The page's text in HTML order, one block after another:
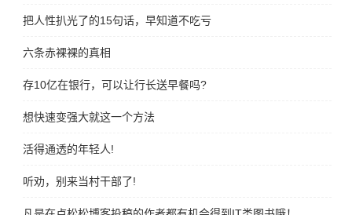
把人性扒光了的15句话，早知道不吃亏
六条赤裸裸的真相
存10亿在银行，可以让行长送早餐吗?
想快速变强大就这一个方法
活得通透的年轻人!
听劝，别来当村干部了!